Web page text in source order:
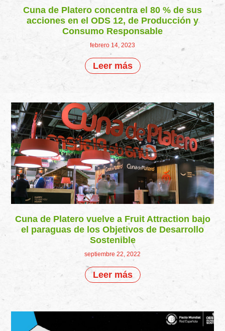
Cuna de Platero concentra el 80 % de sus
acciones en el ODS 12, de Producción y
Consumo Responsable
febrero 14, 2023
Leer más
Cuna de Platero vuelve a Fruit Attraction bajo
el paraguas de los Objetivos de Desarrollo
Sostenible
septiembre 22, 2022
Leer más